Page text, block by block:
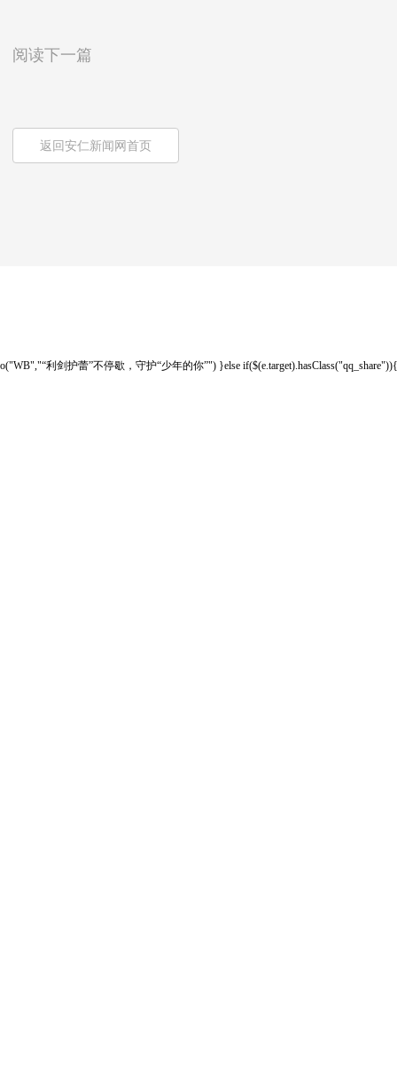
阅读下一篇
返回安仁新闻网首页
o("WB","“利剑护蕾”不停歇，守护“少年的你”") }else